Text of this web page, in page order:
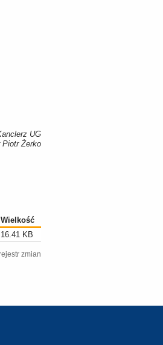
UG
Piotr Żerko
Wielkość
16.41 KB
zmian